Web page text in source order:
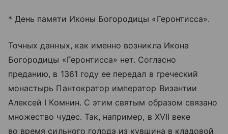
* День памяти Иконы Богородицы «Геронтисса».
Точных данных, как именно возникла Икона
Богородицы «Геронтисса» нет. Согласно
преданию, в 1361 году ее передал в греческий
монастырь Пантократор император Византии
Алексей I Комнин. С этим святым образом связано
множество чудес. Так, например, в XVII веке
во время сильного голода из кувшина в кладовой